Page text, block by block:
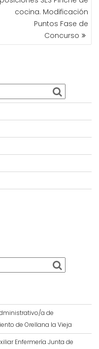
cocina. Modificación
Puntos Fase de
Concurso
a de
de Orellana la Vieja
Enfermería Junta de